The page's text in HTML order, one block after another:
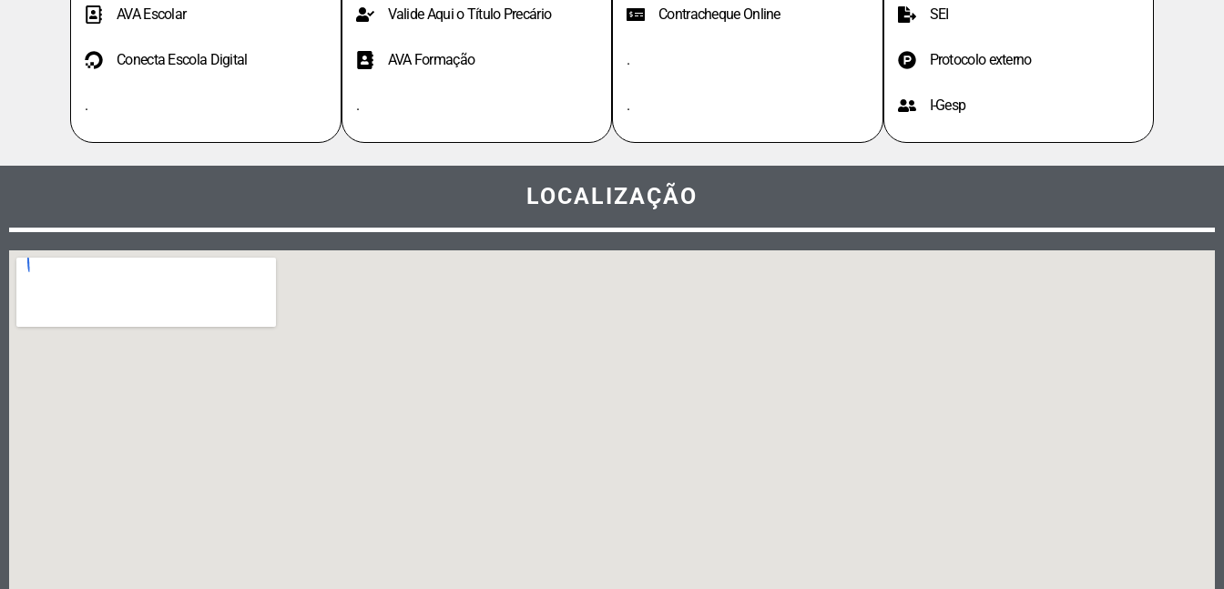
AVA Escolar
Conecta Escola Digital
.
Valide Aqui o Título Precário
AVA Formação
.
Contracheque Online
.
.
SEI
Protocolo externo
I-Gesp
LOCALIZAÇÃO